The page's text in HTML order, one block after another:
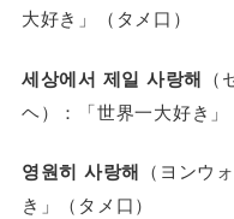
大好き」（タメ口）
세상에서 제일 사랑해
ヘ）：「世界一大好き」
영원히 사랑해 （ヨンウ
き」（タメ口）